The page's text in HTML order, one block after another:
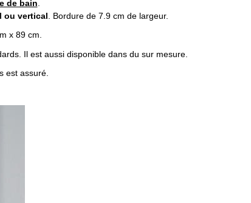
de bain
ou vertical . Bordure de 7.9 cm de largeur.
x 89 cm.
Il est aussi disponible dans du sur mesure.
est assuré.